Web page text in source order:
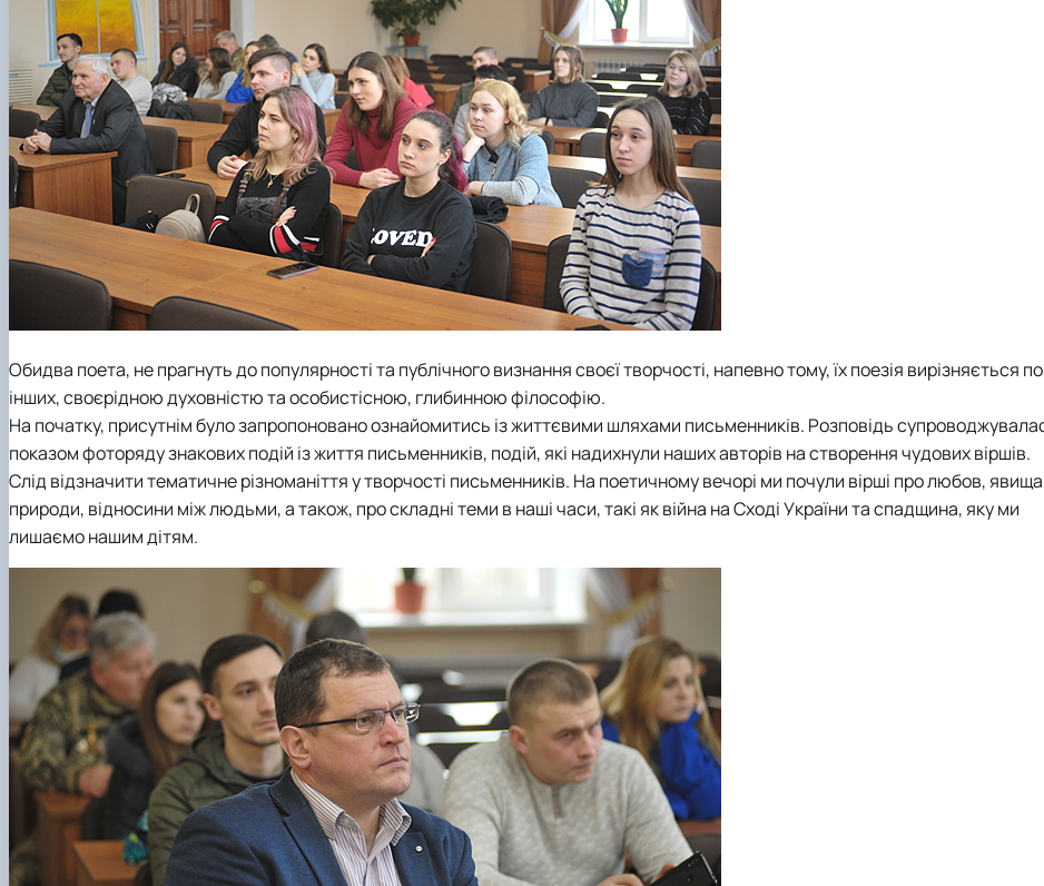
Обидва поета, не прагнуть до популярності та публічного визнання своєї творчості, напевно тому, їх поезія вирізняється
інших, своєрідною духовністю та особистісною, глибинною філософію.
На початку, присутнім було запропоновано ознайомитись із життєвими шляхами письменників. Розповідь
показом фоторяду знакових подій із життя письменників, подій, які надихнули наших авторів на створення чудових віршів.
Слід відзначити тематичне різноманіття у творчості письменників. На поетичному вечорі ми почули вірші про любов, явища
природи, відносини між людьми, а також, про складні теми в наші часи, такі як війна на Сході України та спадщина, яку ми
лишаємо нашим дітям.